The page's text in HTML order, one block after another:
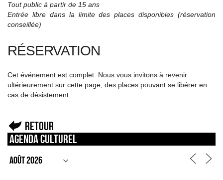
Tout public à partir de 15 ans
Entrée libre dans la limite des places disponibles (réservation
conseillée)
RÉSERVATION
Cet événement est complet. Nous vous invitons à revenir
ultérieurement sur cette page, des places pouvant se libérer en
cas de désistement.
Retour
Agenda culturel